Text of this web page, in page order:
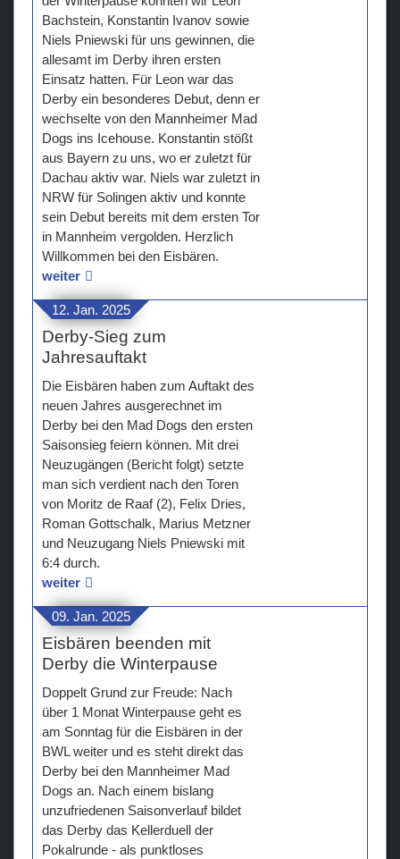
Bachstein, Konstantin Ivanov sowie
Niels Pniewski für uns gewinnen, die
allesamt im Derby ihren ersten
Einsatz hatten. Für Leon war das
Derby ein besonderes Debut, denn er
wechselte von den Mannheimer Mad
Dogs ins Icehouse. Konstantin stößt
aus Bayern zu uns, wo er zuletzt für
Dachau aktiv war. Niels war zuletzt in
NRW für Solingen aktiv und konnte
sein Debut bereits mit dem ersten Tor
in Mannheim vergolden. Herzlich
Willkommen bei den Eisbären.
weiter
12. Jan. 2025
Derby-Sieg zum
Jahresauftakt
Die Eisbären haben zum Auftakt des
neuen Jahres ausgerechnet im
Derby bei den Mad Dogs den ersten
Saisonsieg feiern können. Mit drei
Neuzugängen (Bericht folgt) setzte
man sich verdient nach den Toren
von Moritz de Raaf (2), Felix Dries,
Roman Gottschalk, Marius Metzner
und Neuzugang Niels Pniewski mit
6:4 durch.
weiter
09. Jan. 2025
Eisbären beenden mit
Derby die Winterpause
Doppelt Grund zur Freude: Nach
über 1 Monat Winterpause geht es
am Sonntag für die Eisbären in der
BWL weiter und es steht direkt das
Derby bei den Mannheimer Mad
Dogs an. Nach einem bislang
unzufriedenen Saisonverlauf bildet
das Derby das Kellerduell der
Pokalrunde - als punktloses